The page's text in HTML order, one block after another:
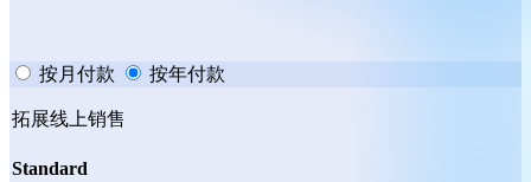
按月付款 按年付款
拓展线上销售
Standard